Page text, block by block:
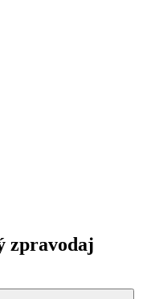
zpravodaj